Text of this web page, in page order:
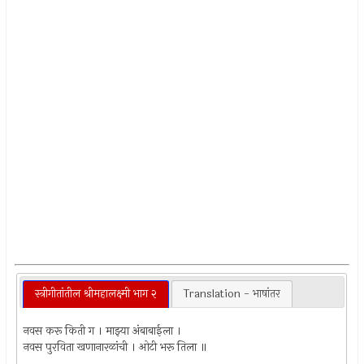
स्त्रीगीतांतील श्रीमहालक्ष्मी भाग २ Translation - भाषांतर
नवस करू किती ग । माझ्या अंबाबाईला ।
नवस पुरविता खणानारळांची । ओटी भरू तिला ॥